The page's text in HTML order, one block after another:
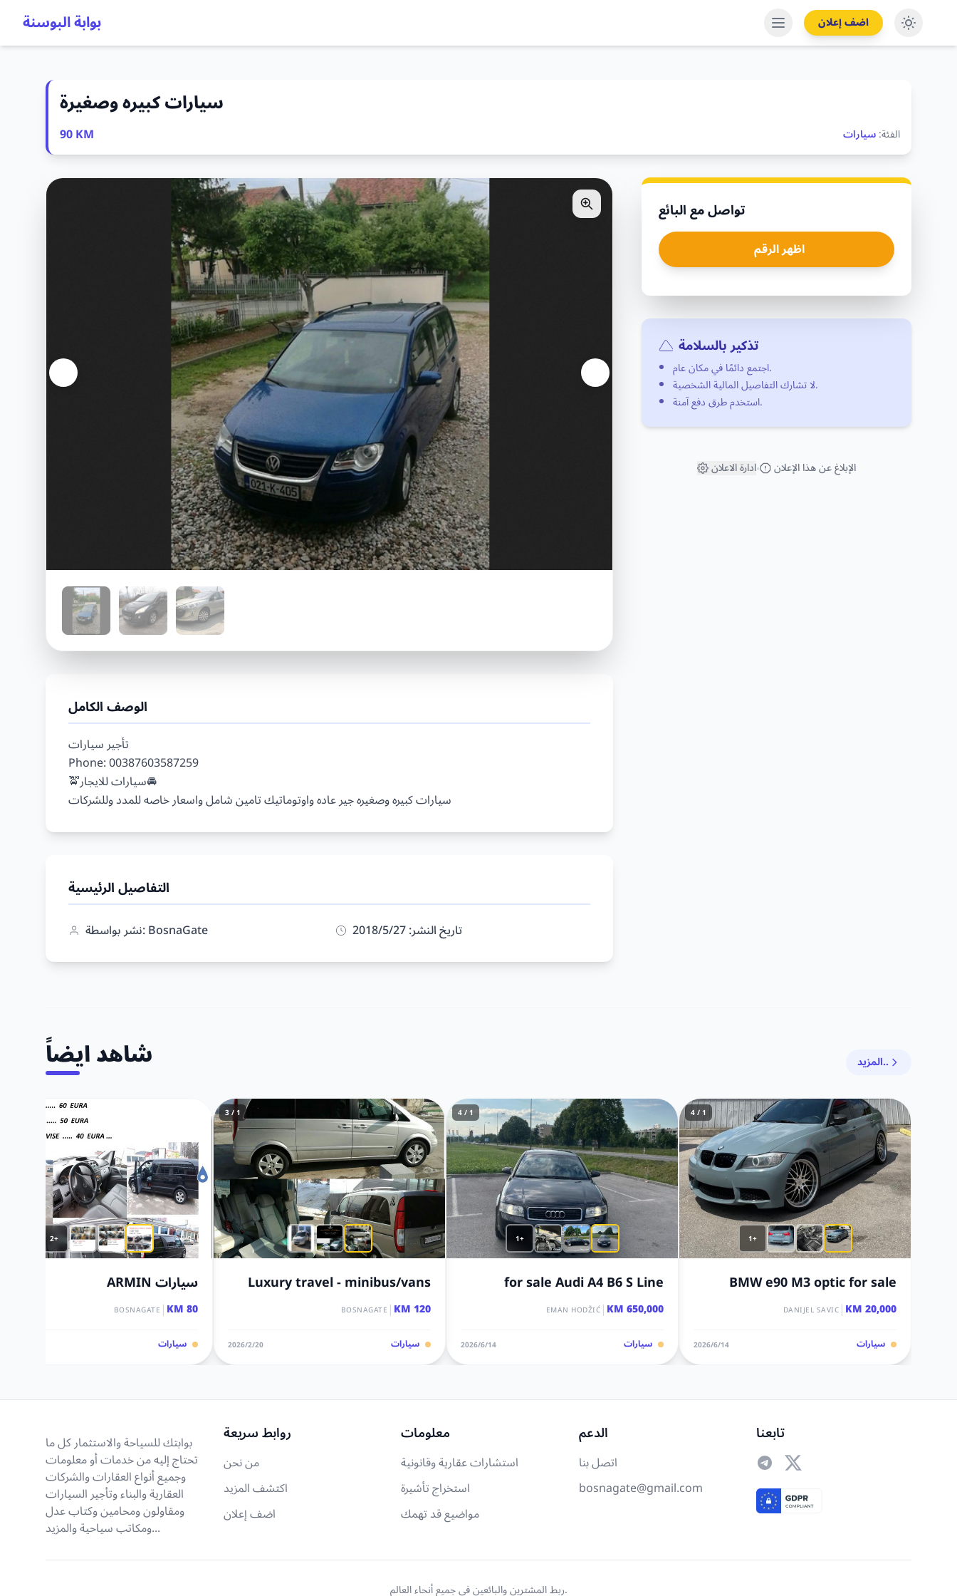
بوابة البوسنة اضف إعلان
سيارات كبيره وصغيرة
90 KM الفئة:سيارات
الوصف الكامل
تأجير سيارات
Phone: 00387603587259
🚖سيارات للايجار🚘
التفاصيل الرئيسية
نشر بواسطة: BosnaGate تاريخ النشر: 27‏/5‏/2018
تواصل مع البائع
اظهر الرقم
تذكير بالسلامة
اجتمع دائمًا في مكان عام.
لا تشارك التفاصيل المالية الشخصية.
استخدم طرق دفع آمنة.
ادارة الاعلان• الإبلاغ عن هذا الإعلان
شاهد ايضاً المزيد..
+1
1 / 4
BMW e90 M3 optic for sale
20,000 KM
|
DANIJEL SAVIC
سيارات 14‏/6‏/2026
+1
1 / 4
for sale Audi A4 B6 S Line
650,000 KM
|
EMAN HODŽIĆ
سيارات 14‏/6‏/2026
1 / 3
Luxury travel - minibus/vans
120 KM
|
BOSNAGATE
سيارات 20‏/2‏/2026
+2
سيارات ARMIN
80 KM
|
BOSNAGATE
سيارات
بوابتك للسياحة والاستثمار كل ما
تحتاج إليه من خدمات أو معلومات
وجميع أنواع العقارات والشركات
العقارية والبناء وتأجير السيارات
ومقاولون ومحامين وكتاب عدل
ومكاتب سياحية والمزيد...
روابط سريعة
من نحن
اكتشف المزيد
اضف إعلان
معلومات
استشارات عقارية وقانونية
استخراج تأشيرة
مواضيع قد تهمك
الدعم
اتصل بنا
bosnagate@gmail.com
تابعنا
ربط المشترين والبائعين في جميع أنحاء العالم.